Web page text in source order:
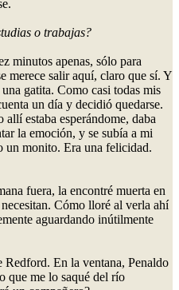
o trabajas?
minutos apenas, sólo para
merece salir aquí, claro que sí. Y
gatita. Como casi todas mis
un día y decidió quedarse.
allí estaba esperándome, daba
la emoción, y se subía a mi
un monito. Era una felicidad.
fuera, la encontré muerta en
Cómo lloré al verla ahí
aguardando inútilmente
En la ventana, Penaldo
que me lo saqué del río